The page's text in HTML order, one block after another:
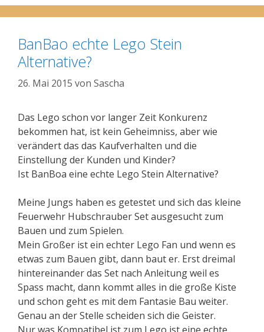
BanBao echte Lego Stein
Alternative?
26. Mai 2015 von Sascha
Das Lego schon vor langer Zeit Konkurenz
bekommen hat, ist kein Geheimniss, aber wie
verändert das das Kaufverhalten und die
Einstellung der Kunden und Kinder?
Ist BanBoa eine echte Lego Stein Alternative?
Meine Jungs haben es getestet und sich das kleine
Feuerwehr Hubschrauber Set ausgesucht zum
Bauen und zum Spielen.
Mein Großer ist ein echter Lego Fan und wenn es
etwas zum Bauen gibt, dann baut er. Erst dreimal
hintereinander das Set nach Anleitung weil es
Spass macht, dann kommt alles in die große Kiste
und schon geht es mit dem Fantasie Bau weiter.
Genau an der Stelle scheiden sich die Geister.